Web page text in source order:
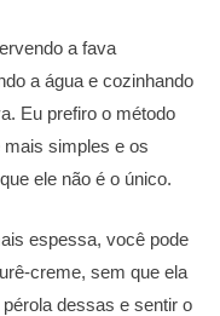
a fava
a água e cozinhando
Eu prefiro o método
simples e os
ele não é o único.
espessa, você pode
creme, sem que ela
dessas e sentir o